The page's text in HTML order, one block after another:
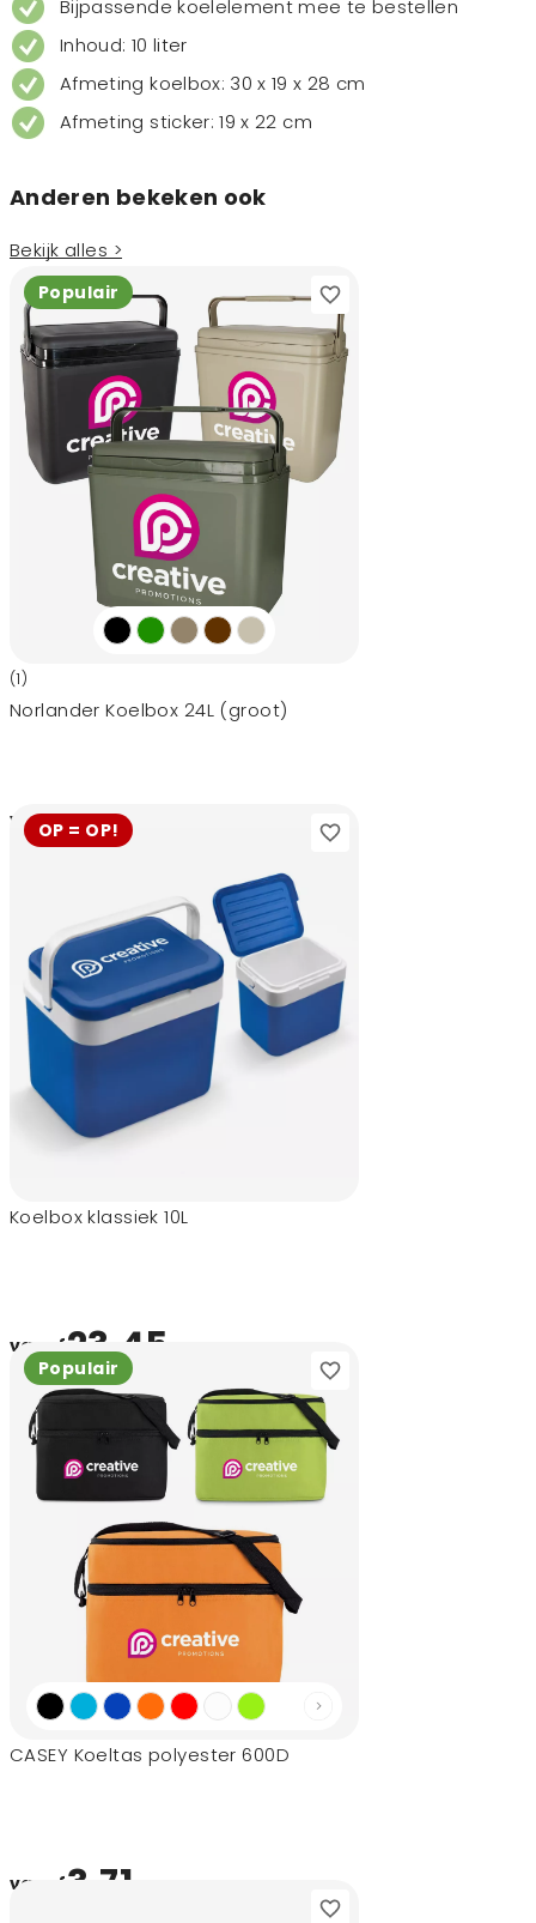
Bijpassende koelelement mee te bestellen
Inhoud: 10 liter
Afmeting koelbox: 30 x 19 x 28 cm
Afmeting sticker: 19 x 22 cm
Anderen bekeken ook
Bekijk alles >
Populair
(1)
Norlander Koelbox 24L (groot)
vanaf16,85
OP = OP!
Koelbox klassiek 10L
vanaf23,45
Populair
CASEY Koeltas polyester 600D
vanaf3,71